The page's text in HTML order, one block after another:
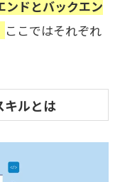
ンドとバックエン
ここではそれぞれ
キルとは